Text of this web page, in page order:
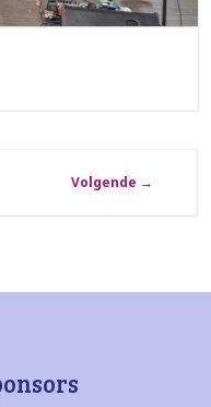
Volgende →